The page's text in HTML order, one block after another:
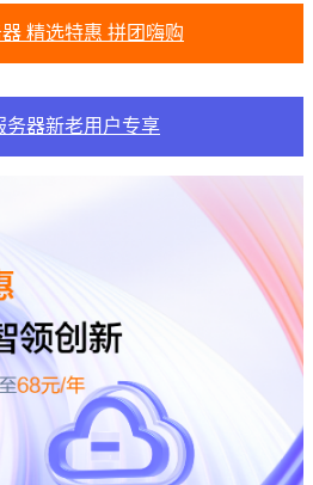
精选特惠 拼团嗨购
务器新老用户专享